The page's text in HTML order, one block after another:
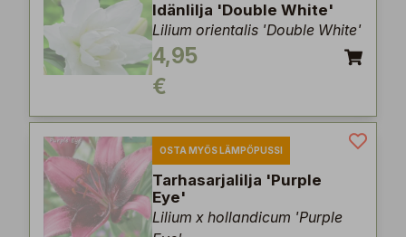
Idänlilja 'Double White'
Lilium orientalis 'Double White'
4,95
€
OSTA MYÖS LÄMPÖPUSSI
Tarhasarjalilja 'Purple
Eye'
Lilium x hollandicum 'Purple